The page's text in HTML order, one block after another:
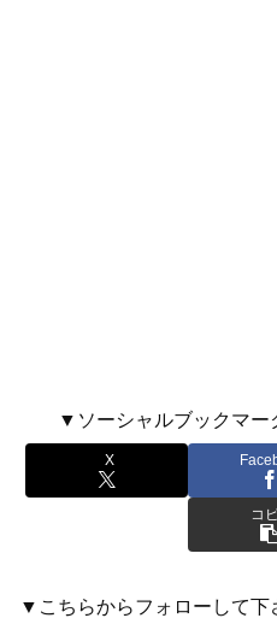
▼ソーシャルブックマー
X
コ
▼こちらからフォローして下